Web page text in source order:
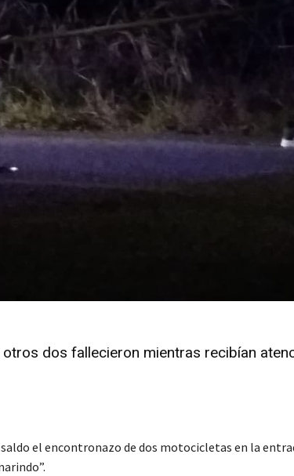
dos fallecieron mientras recibían
el encontronazo de dos motocicletas en la